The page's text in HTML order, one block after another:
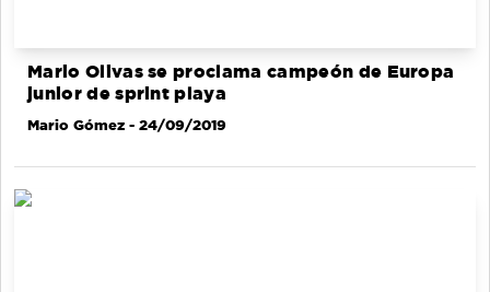
Mario Olivas se proclama campeón de Europa
junior de sprint playa
Mario Gómez - 24/09/2019